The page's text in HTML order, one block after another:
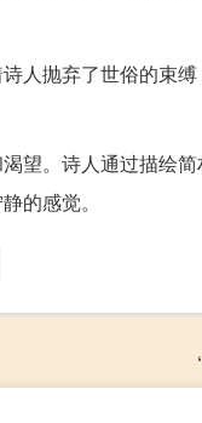
人抛弃了世俗的束
望。诗人通过描绘
的感觉。